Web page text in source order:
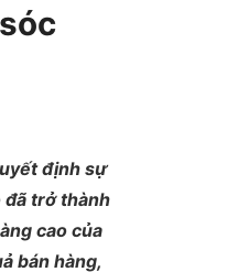
định sự
đã trở thành
cao của
bán hàng,